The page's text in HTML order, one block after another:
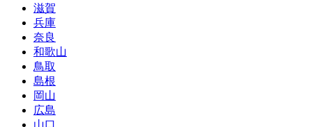
滋賀
兵庫
奈良
和歌山
鳥取
島根
岡山
広島
山口